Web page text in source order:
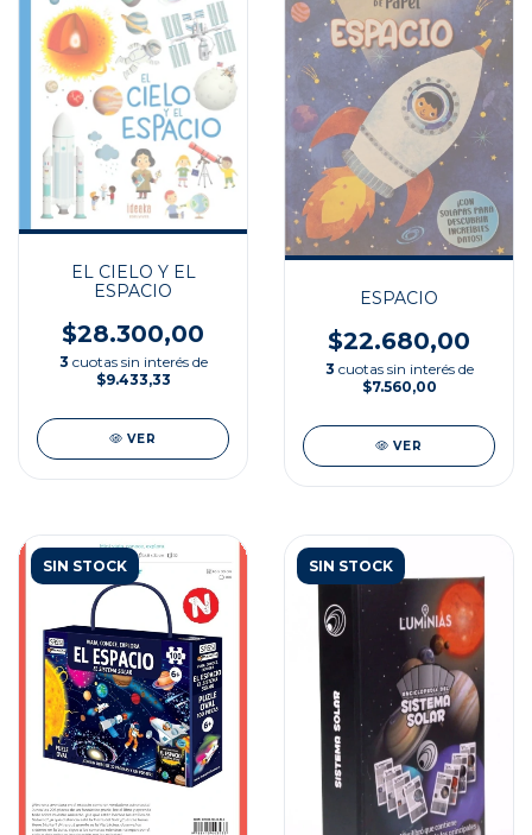
EL CIELO Y EL
ESPACIO
$28.300,00
3 cuotas sin interés de
$9.433,33
VER
ESPACIO
$22.680,00
3 cuotas sin interés de
$7.560,00
VER
SIN STOCK SIN STOCK